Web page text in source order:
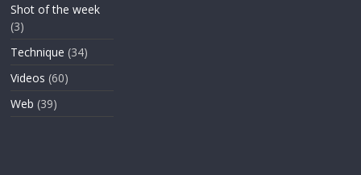
Shot of the week
(3)
Technique (34)
Videos (60)
Web (39)